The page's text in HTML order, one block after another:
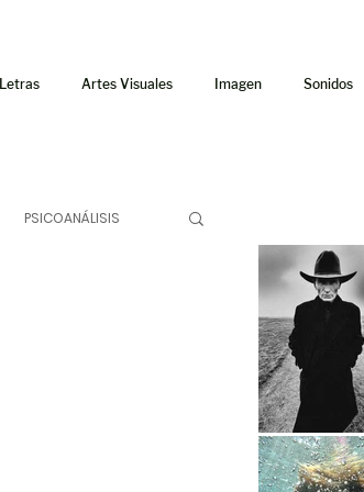
Letras Artes Visuales Imagen Sonidos
PSICOANÁLISIS